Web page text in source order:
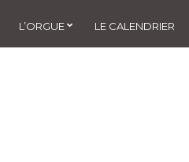
L’ORGUE LE CALENDRIER